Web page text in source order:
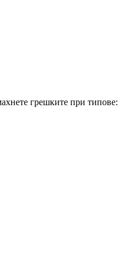
грешките при типове: